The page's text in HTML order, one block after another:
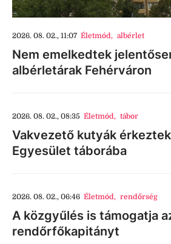
2026. 08. 02., 11:07 Életmód, albérlet
Nem emelkedtek
albérletárak Fehérváron
2026. 08. 02., 08:35 Életmód, tábor
Vakvezető kutyák érkeztek
Egyesület táborába
2026. 08. 02., 06:46 Életmód, rendőrség
A közgyűlés is támogatja
rendőrfőkapitányt